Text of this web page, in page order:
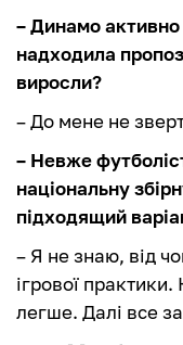
– Динамо
надходила
виросли?
– До мене не
– Невже
національну
підходящий
– Я не знаю, від
ігрової
легше. Далі все